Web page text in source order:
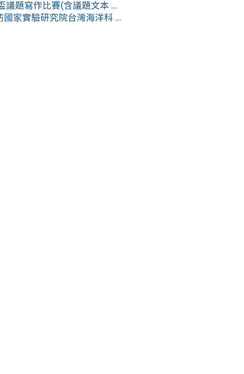
議題寫作比賽(含議題文本 ...
家實驗研究院台灣海洋科 ...